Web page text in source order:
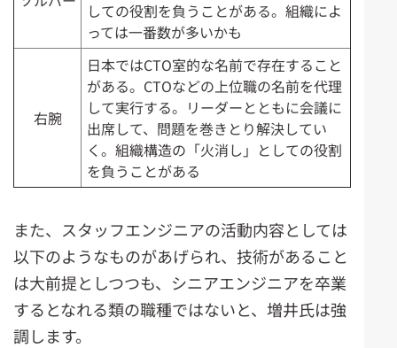
しての役割を負うことがある。組織によ
っては一番数が多いかも
右腕
日本ではCTO室的な名前で存在すること
がある。CTOなどの上位職の名前を代理
して実行する。リーダーとともに会議に
出席して、問題を巻きとり解決してい
く。組織構造の「火消し」としての役割
を負うことがある
また、スタッフエンジニアの活動内容としては
以下のようなものがあげられ、技術があること
は大前提としつつも、シニアエンジニアを卒業
するとなれる類の職種ではないと、増井氏は強
調します。